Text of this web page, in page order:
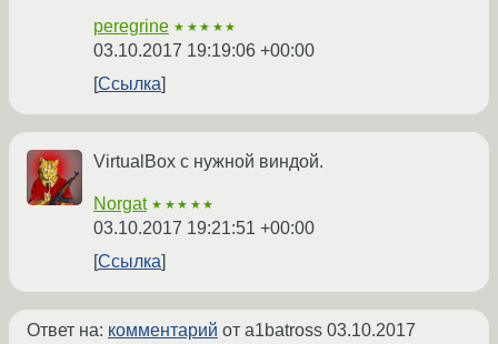
peregrine ★★★★★
03.10.2017 19:19:06 +00:00
Ссылка
VirtualBox с нужной виндой.
Norgat ★★★★★
03.10.2017 19:21:51 +00:00
Ссылка
Ответ на: комментарий от a1batross 03.10.2017